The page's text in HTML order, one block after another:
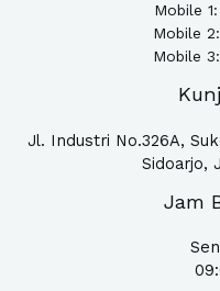
Mobile 1:
Mobile
Mobile
Jl. Industri No.326A,
Sidoarjo,
Jam